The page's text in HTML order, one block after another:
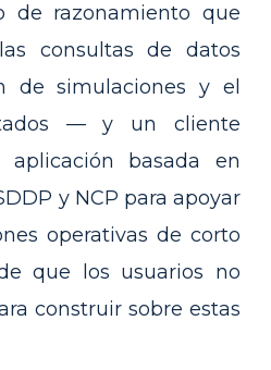
de razonamiento que
consultas de datos
de simulaciones y el
— y un cliente
basada en
y NCP para apoyar
operativas de corto
que los usuarios no
construir sobre estas